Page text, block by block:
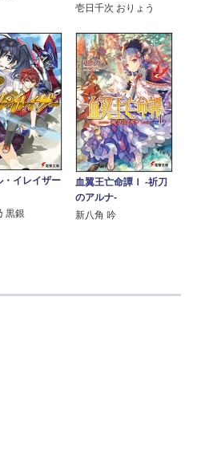
壱日千次 おりょう
・イレイザー
黒銀
血翼王亡命譚Ｉ -祈刀
のアルナ-
新八角 吟